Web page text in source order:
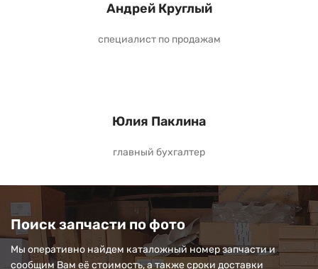
Андрей Круглый
специалист по продажам
Юлия Паклина
главный бухгалтер
Поиск запчасти по фото
Мы оперативно найдем каталожный номер запчасти и
сообщим Вам её стоимость, а также сроки доставки